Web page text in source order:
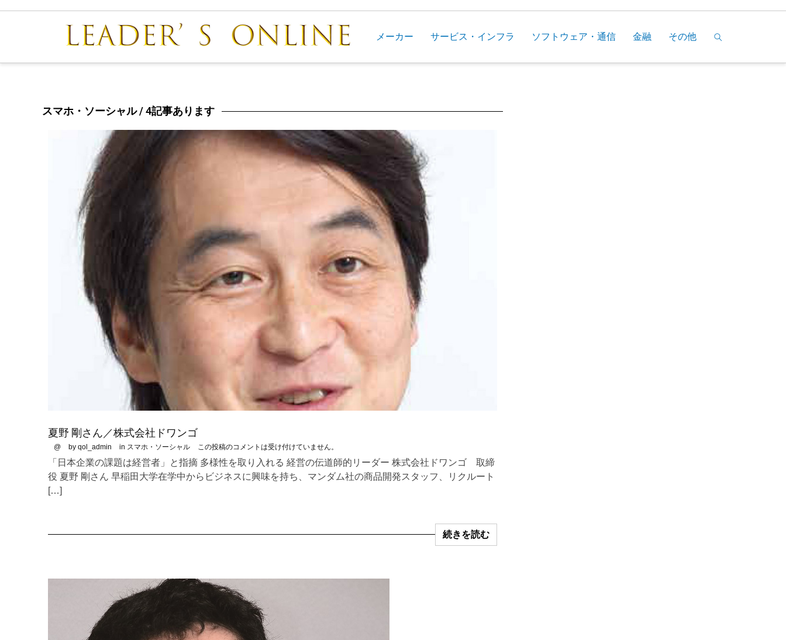
メーカー サービス・インフラ ソフトウェア・通信 金融 その他
スマホ・ソーシャル/ 4記事あります
夏野 剛さん／株式会社ドワンゴ
@ by qol_admin in スマホ・ソーシャル この投稿のコメントは受け付けていません。
「日本企業の課題は経営者」と指摘 多様性を取り入れる 経営の伝道師的リーダー 株式会社ドワンゴ 取締
役 夏野 剛さん 早稲田大学在学中からビジネスに興味を持ち、マンダム社の商品開発スタッフ、リクルート
[…]
続きを読む